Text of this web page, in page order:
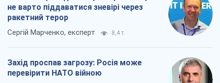
не варто піддаватися зневірі через
ракетний терор
Сергій Марченко, експерт 8,4 т.
Захід проспав загрозу: Росія може
перевірити НАТО війною